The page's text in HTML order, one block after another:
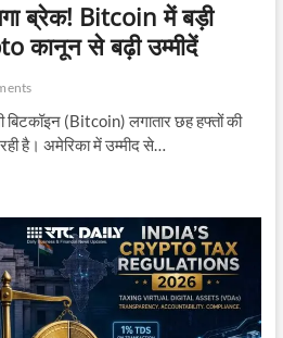
ब्रेक! Bitcoin में बड़ी
कानून से बढ़ी उम्मीदें
बिटकॉइन (Bitcoin) लगातार छह हफ्तों की
है। अमेरिका में उम्मीद से…